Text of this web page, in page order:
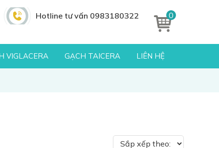
0
Hotline tư vấn 0983180322
VIGLACERA GẠCH TAICERA LIÊN HỆ